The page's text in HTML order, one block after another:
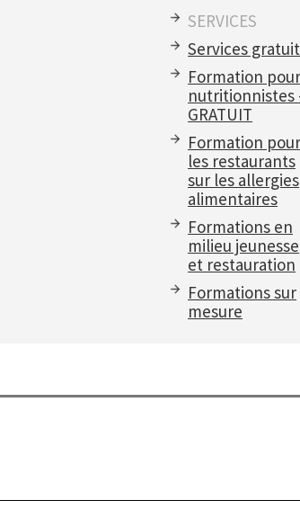
SERVICES
Services
Formation pour
nutritionnistes
GRATUIT
Formation pour
les restaurants
sur les allergies
alimentaires
Formations en
milieu jeunesse
et restauration
Formations sur
mesure